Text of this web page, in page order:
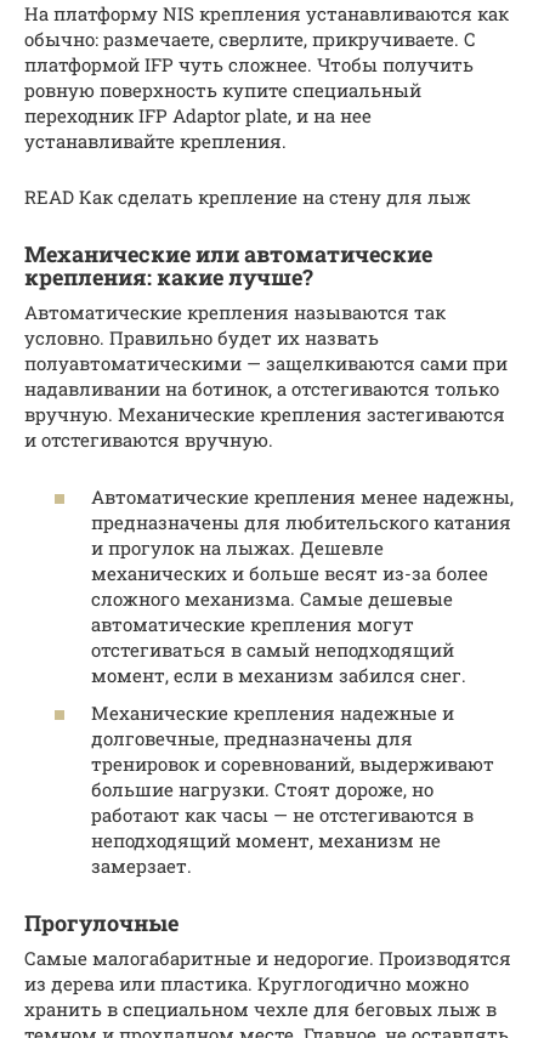
На платформу NIS крепления устанавливаются как
обычно: размечаете, сверлите, прикручиваете. С
платформой IFP чуть сложнее. Чтобы получить
ровную поверхность купите специальный
переходник IFP Adaptor plate, и на нее
устанавливайте крепления.
READ Как сделать крепление на стену для лыж
Механические или автоматические
крепления: какие лучше?
Автоматические крепления называются так
условно. Правильно будет их назвать
полуавтоматическими — защелкиваются сами при
надавливании на ботинок, а отстегиваются только
вручную. Механические крепления застегиваются
и отстегиваются вручную.
Автоматические крепления менее надежны,
предназначены для любительского катания
и прогулок на лыжах. Дешевле
механических и больше весят из-за более
сложного механизма. Самые дешевые
автоматические крепления могут
отстегиваться в самый неподходящий
момент, если в механизм забился снег.
Механические крепления надежные и
долговечные, предназначены для
тренировок и соревнований, выдерживают
большие нагрузки. Стоят дороже, но
работают как часы — не отстегиваются в
неподходящий момент, механизм не
замерзает.
Прогулочные
Самые малогабаритные и недорогие. Производятся
из дерева или пластика. Круглогодично можно
хранить в специальном чехле для беговых лыж в